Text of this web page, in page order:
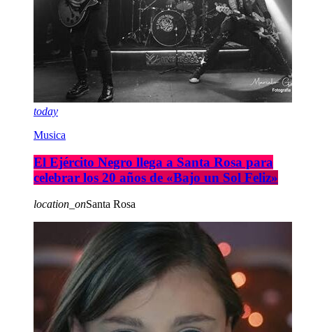
today
Musica
El Ejército Negro llega a Santa Rosa para
celebrar los 20 años de «Bajo un Sol Feliz»
location_onSanta Rosa